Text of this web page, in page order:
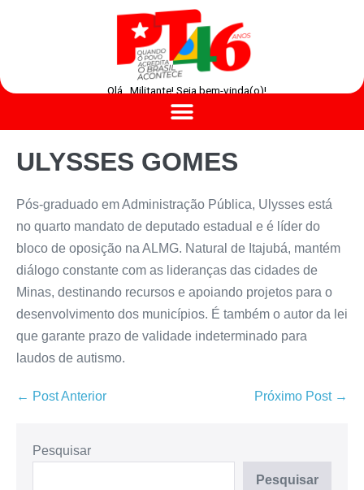
Olá , Militante! Seja bem-vinda(o)!
ULYSSES GOMES
Pós-graduado em Administração Pública, Ulysses está
no quarto mandato de deputado estadual e é líder do
bloco de oposição na ALMG. Natural de Itajubá, mantém
diálogo constante com as lideranças das cidades de
Minas, destinando recursos e apoiando projetos para o
desenvolvimento dos municípios. É também o autor da lei
que garante prazo de validade indeterminado para
laudos de autismo.
← Post Anterior Próximo Post →
Pesquisar
Pesquisar